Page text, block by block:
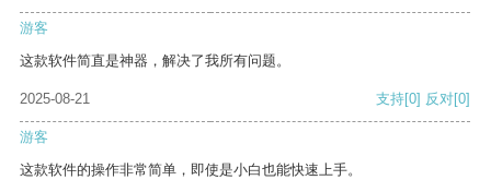
游客
这款软件简直是神器，解决了我所有问题。
2025-08-21 支持[0] 反对[0]
游客
这款软件的操作非常简单，即使是小白也能快速上手。